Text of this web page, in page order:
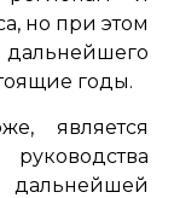
но при этом
годы.
является